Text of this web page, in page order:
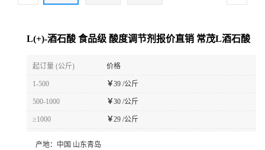
L(+)-酒石酸 食品级 酸度调节剂报价直销 常茂L酒石酸
起订量 (公斤) 价格
1-500 ￥39 /公斤
500-1000 ￥30 /公斤
≥1000 ￥29 /公斤
产地： 中国 山东青岛